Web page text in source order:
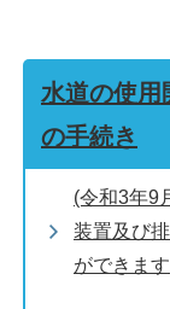
水道の使用
の手続き
(令和3年9
装置及び
ができます